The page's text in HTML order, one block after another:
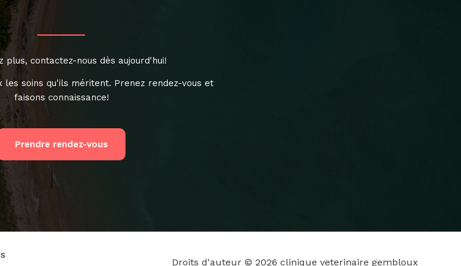
plus, contactez-nous dès aujourd'hui!
les soins qu'ils méritent. Prenez rendez-vous et
faisons connaissance!
Prendre rendez-vous
Droits d'auteur © 2026 clinique veterinaire gembloux